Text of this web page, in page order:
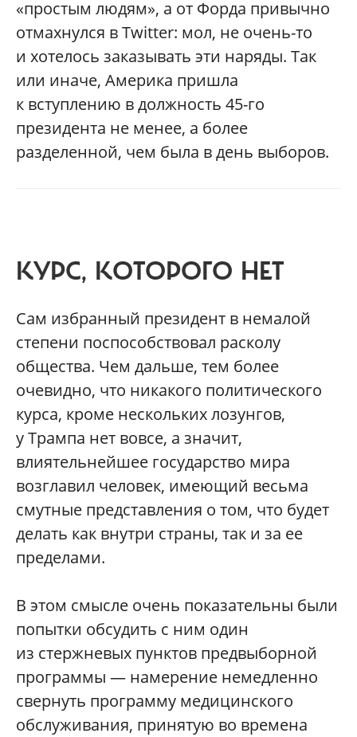
«простым людям», а от Форда привычно
отмахнулся в Twitter: мол, не очень-то
и хотелось заказывать эти наряды. Так
или иначе, Америка пришла
к вступлению в должность 45-го
президента не менее, а более
разделенной, чем была в день выборов.
КУРС, КОТОРОГО НЕТ
Сам избранный президент в немалой
степени поспособствовал расколу
общества. Чем дальше, тем более
очевидно, что никакого политического
курса, кроме нескольких лозунгов,
у Трампа нет вовсе, а значит,
влиятельнейшее государство мира
возглавил человек, имеющий весьма
смутные представления о том, что будет
делать как внутри страны, так и за ее
пределами.
В этом смысле очень показательны были
попытки обсудить с ним один
из стержневых пунктов предвыборной
программы — намерение немедленно
свернуть программу медицинского
обслуживания, принятую во времена